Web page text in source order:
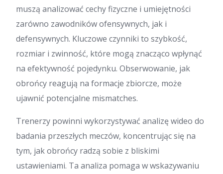
muszą analizować cechy fizyczne i umiejętności
zarówno zawodników ofensywnych, jak i
defensywnych. Kluczowe czynniki to szybkość,
rozmiar i zwinność, które mogą znacząco wpłynąć
na efektywność pojedynku. Obserwowanie, jak
obrońcy reagują na formacje zbiorcze, może
ujawnić potencjalne mismatches.
Trenerzy powinni wykorzystywać analizę wideo do
badania przeszłych meczów, koncentrując się na
tym, jak obrońcy radzą sobie z bliskimi
ustawieniami. Ta analiza pomaga w wskazywaniu